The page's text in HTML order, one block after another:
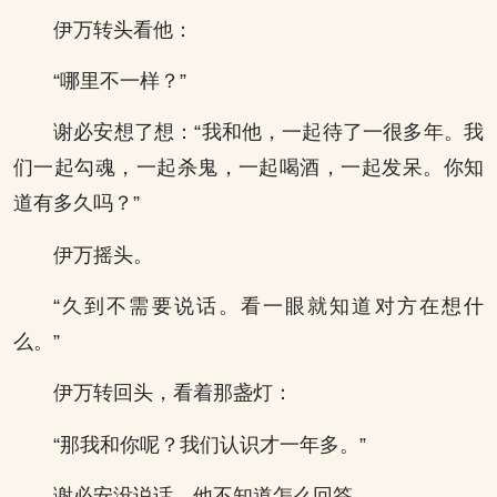
伊万转头看他：
“哪里不一样？”
谢必安想了想：“我和他，一起待了一很多年。我
们一起勾魂，一起杀鬼，一起喝酒，一起发呆。你知
道有多久吗？”
伊万摇头。
“久到不需要说话。看一眼就知道对方在想什
么。”
伊万转回头，看着那盏灯：
“那我和你呢？我们认识才一年多。”